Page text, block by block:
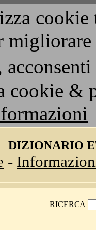
cookie &
DIZIONARIO
-
RICERCA